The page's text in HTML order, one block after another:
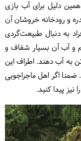
دلیل برای آب بازی
و رودخانه خروشان آن
به دنبال طبیعت‌گردی
و آب آن بسیار شفاف و
به آب دهند. اطراف این
اگر اهل ماجراجویی
پیدا کنید.